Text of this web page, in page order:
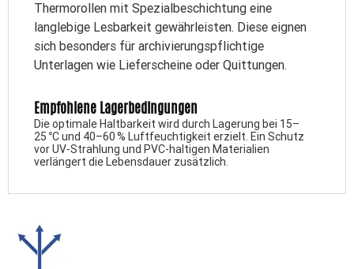
Thermorollen mit Spezialbeschichtung eine
langlebige Lesbarkeit gewährleisten. Diese eignen
sich besonders für archivierungspflichtige
Unterlagen wie Lieferscheine oder Quittungen.
Empfohlene Lagerbedingungen
Die optimale Haltbarkeit wird durch Lagerung bei 15–
25 °C und 40–60 % Luftfeuchtigkeit erzielt. Ein Schutz
vor UV-Strahlung und PVC-haltigen Materialien
verlängert die Lebensdauer zusätzlich.